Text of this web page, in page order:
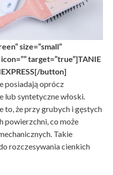
size=”small”
target=”true”]TANIE
button]
posiadają oprócz
lub syntetyczne włoski.
to, że przy grubych i gęstych
powierzchni, co może
Takie
rozczesywania cienkich